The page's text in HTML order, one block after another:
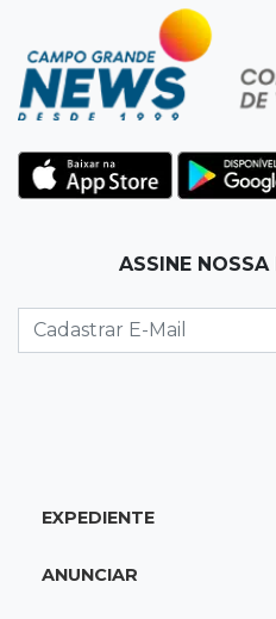
Rio Verde do MT
Um dia após matar
entrega e acaba preso
13:25 Nova Ala
Hospital de Câncer
Recém-nascida
para pagar dívida do
Profissionais da
ASSINE
EXPEDIENTE
ANUNCIAR